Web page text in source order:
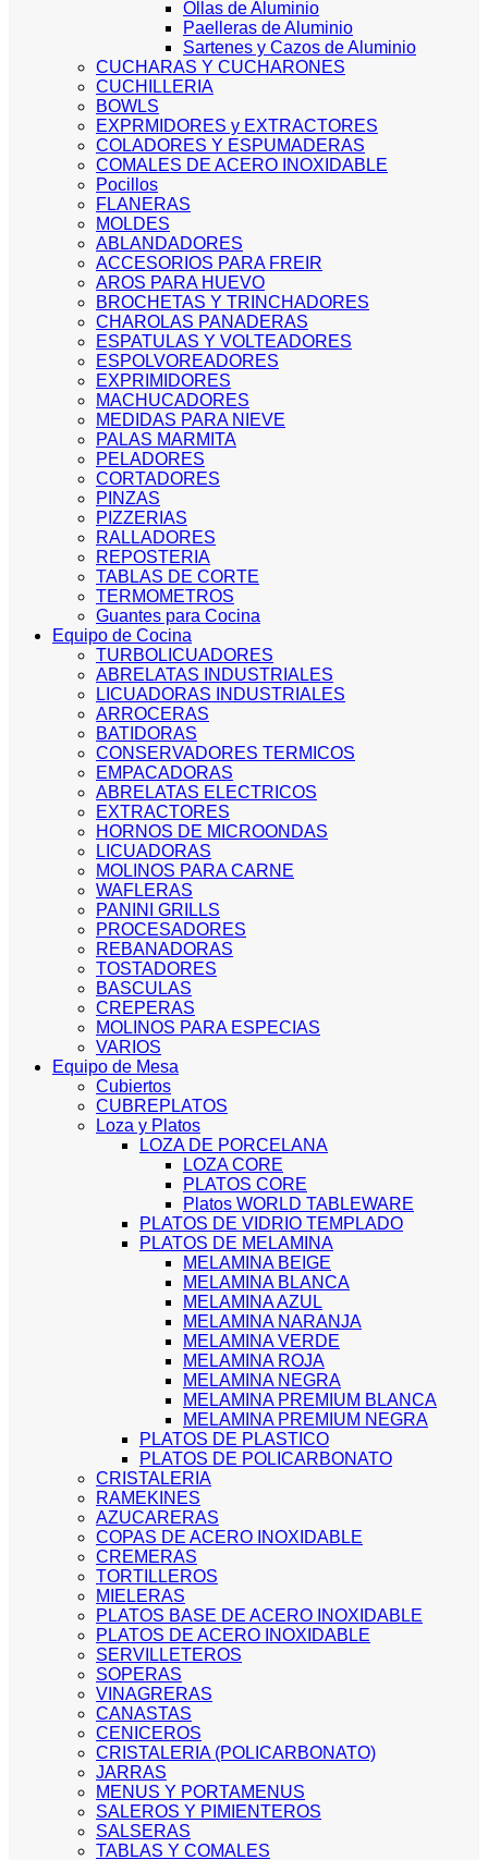
Ollas de Aluminio
Paelleras de Aluminio
Sartenes y Cazos de Aluminio
CUCHARAS Y CUCHARONES
CUCHILLERIA
BOWLS
EXPRMIDORES y EXTRACTORES
COLADORES Y ESPUMADERAS
COMALES DE ACERO INOXIDABLE
Pocillos
FLANERAS
MOLDES
ABLANDADORES
ACCESORIOS PARA FREIR
AROS PARA HUEVO
BROCHETAS Y TRINCHADORES
CHAROLAS PANADERAS
ESPATULAS Y VOLTEADORES
ESPOLVOREADORES
EXPRIMIDORES
MACHUCADORES
MEDIDAS PARA NIEVE
PALAS MARMITA
PELADORES
CORTADORES
PINZAS
PIZZERIAS
RALLADORES
REPOSTERIA
TABLAS DE CORTE
TERMOMETROS
Guantes para Cocina
Equipo de Cocina
TURBOLICUADORES
ABRELATAS INDUSTRIALES
LICUADORAS INDUSTRIALES
ARROCERAS
BATIDORAS
CONSERVADORES TERMICOS
EMPACADORAS
ABRELATAS ELECTRICOS
EXTRACTORES
HORNOS DE MICROONDAS
LICUADORAS
MOLINOS PARA CARNE
WAFLERAS
PANINI GRILLS
PROCESADORES
REBANADORAS
TOSTADORES
BASCULAS
CREPERAS
MOLINOS PARA ESPECIAS
VARIOS
Equipo de Mesa
Cubiertos
CUBREPLATOS
Loza y Platos
LOZA DE PORCELANA
LOZA CORE
PLATOS CORE
Platos WORLD TABLEWARE
PLATOS DE VIDRIO TEMPLADO
PLATOS DE MELAMINA
MELAMINA BEIGE
MELAMINA BLANCA
MELAMINA AZUL
MELAMINA NARANJA
MELAMINA VERDE
MELAMINA ROJA
MELAMINA NEGRA
MELAMINA PREMIUM BLANCA
MELAMINA PREMIUM NEGRA
PLATOS DE PLASTICO
PLATOS DE POLICARBONATO
CRISTALERIA
RAMEKINES
AZUCARERAS
COPAS DE ACERO INOXIDABLE
CREMERAS
TORTILLEROS
MIELERAS
PLATOS BASE DE ACERO INOXIDABLE
PLATOS DE ACERO INOXIDABLE
SERVILLETEROS
SOPERAS
VINAGRERAS
CANASTAS
CENICEROS
CRISTALERIA (POLICARBONATO)
JARRAS
MENUS Y PORTAMENUS
SALEROS Y PIMIENTEROS
SALSERAS
TABLAS Y COMALES